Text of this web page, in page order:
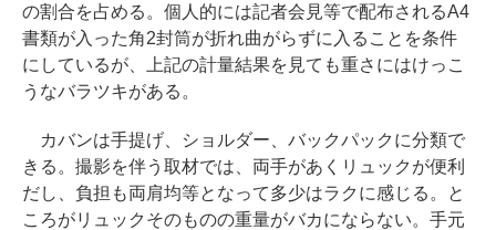
の割合を占める。個人的には記者会見等で配布されるA4
書類が入った角2封筒が折れ曲がらずに入ることを条件
にしているが、上記の計量結果を見ても重さにはけっこ
うなバラツキがある。
カバンは手提げ、ショルダー、バックパックに分類で
きる。撮影を伴う取材では、両手があくリュックが便利
だし、負担も両肩均等となって多少はラクに感じる。と
ころがリュックそのものの重量がバカにならない。手元